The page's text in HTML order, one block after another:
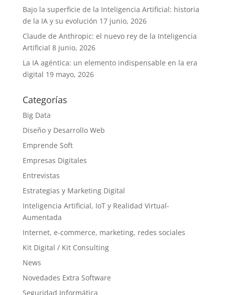
Bajo la superficie de la Inteligencia Artificial: historia
de la IA y su evolución 17 junio, 2026
Claude de Anthropic: el nuevo rey de la Inteligencia
Artificial 8 junio, 2026
La IA agéntica: un elemento indispensable en la era
digital 19 mayo, 2026
Categorías
Big Data
Diseño y Desarrollo Web
Emprende Soft
Empresas Digitales
Entrevistas
Estrategias y Marketing Digital
Inteligencia Artificial, IoT y Realidad Virtual-
Aumentada
Internet, e-commerce, marketing, redes sociales
Kit Digital / Kit Consulting
News
Novedades Extra Software
Seguridad Informática